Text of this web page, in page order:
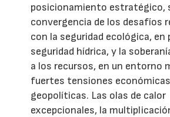
posicionamiento estratégico,
convergencia de los desafíos
con la seguridad ecológica, en
seguridad hídrica, y la
a los recursos, en un entorno
fuertes tensiones
geopolíticas. Las olas de calor
excepcionales, la